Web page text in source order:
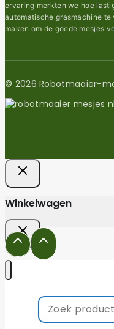
ervaring merkten we hoe
automatische grasmachine
maken om de goede mesjes
© 2026 Robotmaaier-
Winkelwagen